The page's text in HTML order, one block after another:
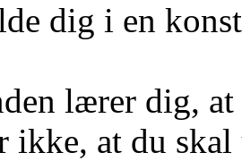
dig i en
lærer dig,
ikke, at du